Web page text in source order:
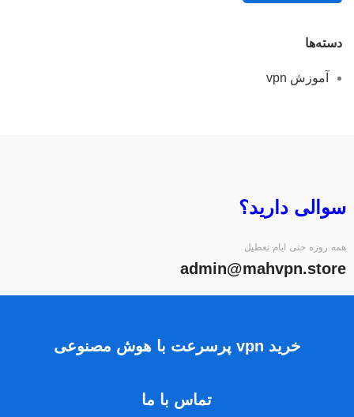
دسته‌ها
آموزش vpn
سوالی دارید؟
همه روزه حتی ایام تعطیل
admin@mahvpn.store
خرید vpn پرسرعت با هوش مصنوعی
تماس با ما